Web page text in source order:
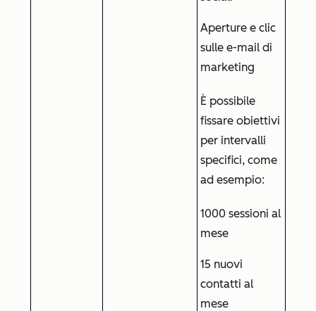
Aperture e clic
sulle e-mail di
marketing
È possibile
fissare obiettivi
per intervalli
specifici, come
ad esempio:
1000 sessioni al
mese
15 nuovi
contatti al
mese